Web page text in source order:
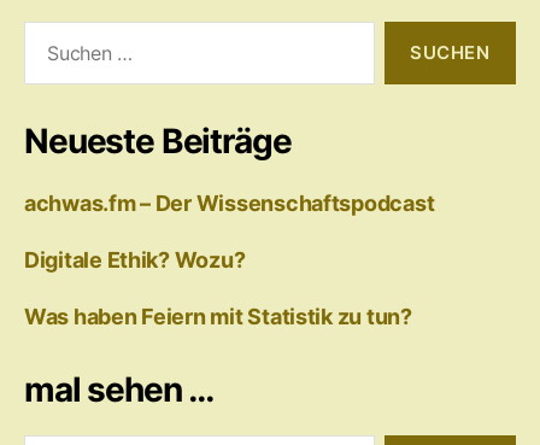
nach:
Neueste Beiträge
achwas.fm – Der Wissenschaftspodcast
Digitale Ethik? Wozu?
Was haben Feiern mit Statistik zu tun?
mal sehen …